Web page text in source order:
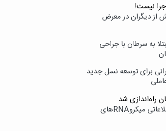
نیست!
از دیگران در معرض
به سرطان با جراحی
برای توسعه نسل جدید
راه‌اندازی شد
نامیرا؛ جامع‌ترین بانک اطلاعاتی میکروRNAهای